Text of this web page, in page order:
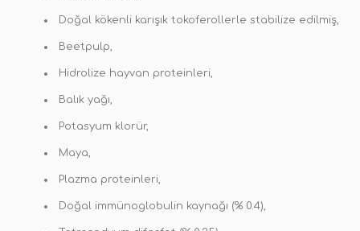
Doğal kökenli karışık tokoferollerle stabilize edilmiş,
Beetpulp,
Hidrolize hayvan proteinleri,
Balık yağı,
Potasyum klorür,
Maya,
Plazma proteinleri,
Doğal immünoglobulin kaynağı (% 0.4),